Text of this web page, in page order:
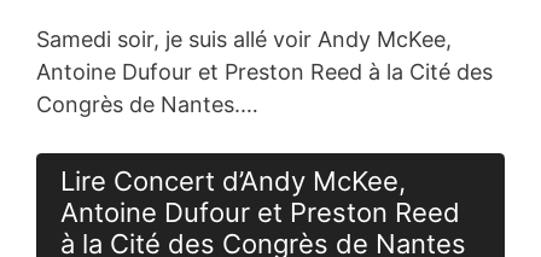
Samedi soir, je suis allé voir Andy McKee,
Antoine Dufour et Preston Reed à la Cité des
Congrès de Nantes.…
Lire Concert d’Andy McKee,
Antoine Dufour et Preston Reed
à la Cité des Congrès de Nantes